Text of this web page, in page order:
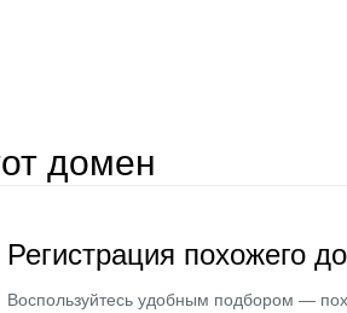
домен
Регистрация похожего
Воспользуйтесь удобным подбором —